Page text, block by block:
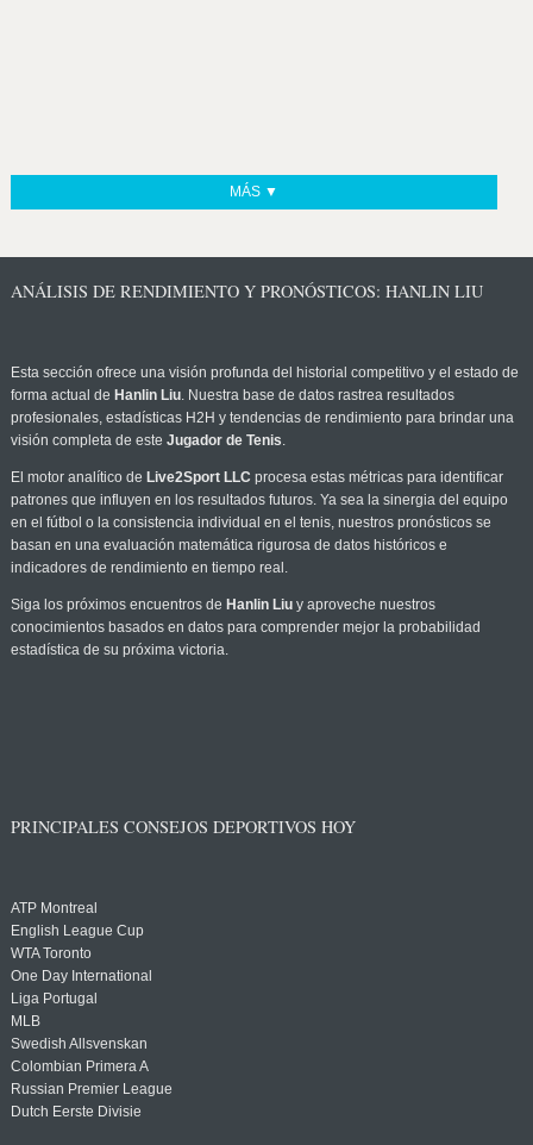
MÁS ▼
ANÁLISIS DE RENDIMIENTO Y PRONÓSTICOS: HANLIN LIU
Esta sección ofrece una visión profunda del historial competitivo y el estado de
forma actual de Hanlin Liu. Nuestra base de datos rastrea resultados
profesionales, estadísticas H2H y tendencias de rendimiento para brindar una
visión completa de este Jugador de Tenis.
El motor analítico de Live2Sport LLC procesa estas métricas para identificar
patrones que influyen en los resultados futuros. Ya sea la sinergia del equipo
en el fútbol o la consistencia individual en el tenis, nuestros pronósticos se
basan en una evaluación matemática rigurosa de datos históricos e
indicadores de rendimiento en tiempo real.
Siga los próximos encuentros de Hanlin Liuy aproveche nuestros
conocimientos basados en datos para comprender mejor la probabilidad
estadística de su próxima victoria.
PRINCIPALES CONSEJOS DEPORTIVOS HOY
ATP Montreal
English League Cup
WTA Toronto
One Day International
Liga Portugal
MLB
Swedish Allsvenskan
Colombian Primera A
Russian Premier League
Dutch Eerste Divisie